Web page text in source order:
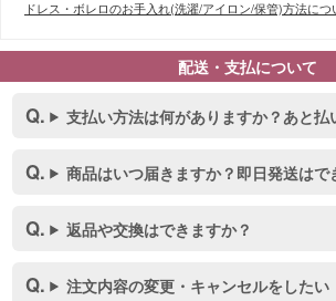
ドレス・ボレロのお手入れ(洗濯/アイロン/保管)方法につ
配送・支払について
支払い方法は何がありますか？あと払
商品はいつ届きますか？即日発送はで
返品や交換はできますか？
注文内容の変更・キャンセルをしたい